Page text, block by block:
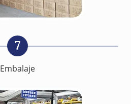
7
Embalaje